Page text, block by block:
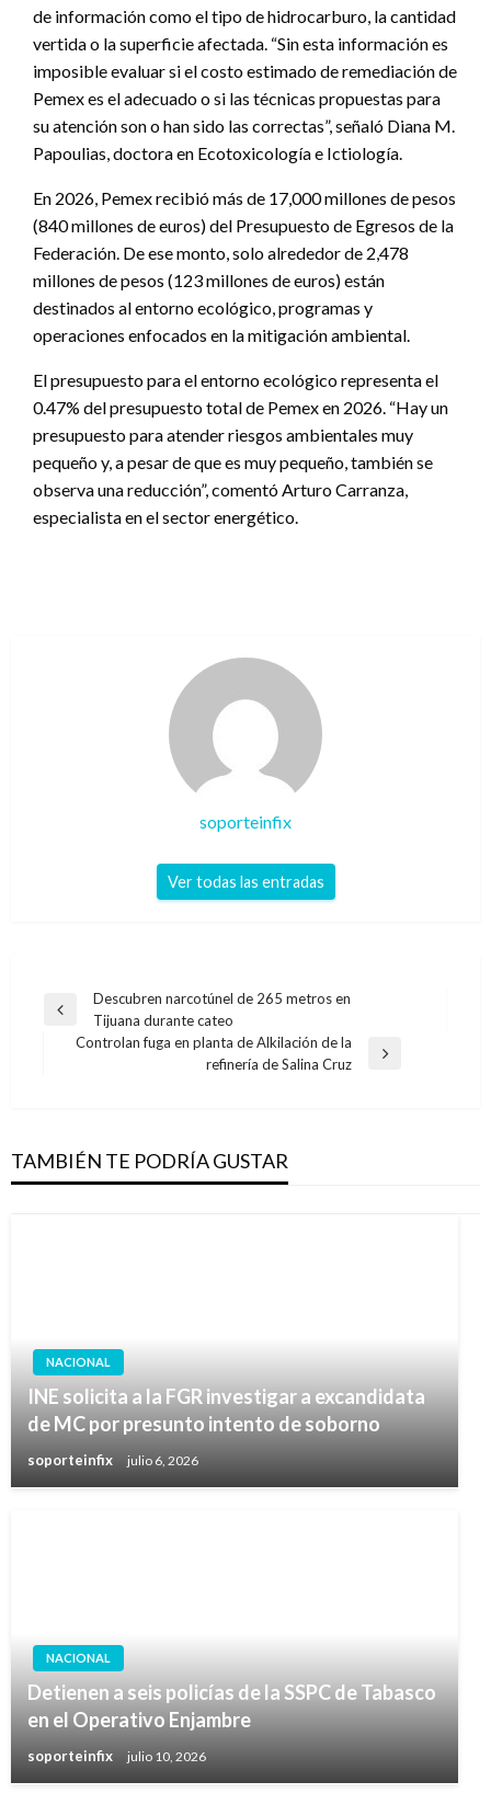
de información como el tipo de hidrocarburo, la cantidad
vertida o la superficie afectada. “Sin esta información es
imposible evaluar si el costo estimado de remediación de
Pemex es el adecuado o si las técnicas propuestas para
su atención son o han sido las correctas”, señaló Diana M.
Papoulias, doctora en Ecotoxicología e Ictiología.
En 2026, Pemex recibió más de 17,000 millones de pesos
(840 millones de euros) del Presupuesto de Egresos de la
Federación. De ese monto, solo alrededor de 2,478
millones de pesos (123 millones de euros) están
destinados al entorno ecológico, programas y
operaciones enfocados en la mitigación ambiental.
El presupuesto para el entorno ecológico representa el
0.47% del presupuesto total de Pemex en 2026. “Hay un
presupuesto para atender riesgos ambientales muy
pequeño y, a pesar de que es muy pequeño, también se
observa una reducción”, comentó Arturo Carranza,
especialista en el sector energético.
soporteinfix
Ver todas las entradas
Navegación
Entrada
anterior
Descubren narcotúnel de 265 metros en
Tijuana durante cateo
Controlan fuga en planta de Alkilación de la
refinería de Salina Cruz
TAMBIÉN TE PODRÍA GUSTAR
NACIONAL
INE solicita a la FGR investigar a excandidata
de MC por presunto intento de soborno
soporteinfix julio 6, 2026
NACIONAL
Detienen a seis policías de la SSPC de Tabasco
en el Operativo Enjambre
soporteinfix julio 10, 2026